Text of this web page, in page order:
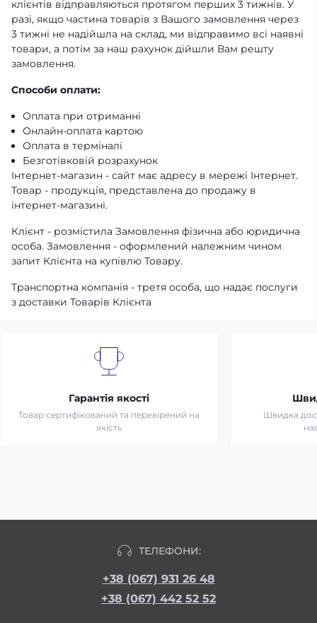
клієнтів відправляються протягом перших 3 тижнів. У
разі, якщо частина товарів з Вашого замовлення через
3 тижні не надійшла на склад, ми відправимо всі наявні
товари, а потім за наш рахунок дійшли Вам решту
замовлення.
Способи оплати:
Оплата при отриманні
Онлайн-оплата картою
Оплата в терміналі
Безготівковій розрахунок
Інтернет-магазин - сайт має адресу в мережі Інтернет.
Товар - продукція, представлена ​​до продажу в
інтернет-магазині.
Клієнт - розмістила Замовлення фізична або юридична
особа. Замовлення - оформлений належним чином
запит Клієнта на купівлю Товару.
Транспортна компанія - третя особа, що надає послуги
з доставки Товарів Клієнта
Гарантія якості
Товар сертифікований та перевірений на
якість
Швидка
ТЕЛЕФОНИ:
+38 (067) 931 26 48
+38 (067) 442 52 52